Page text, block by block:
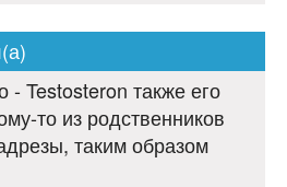
- Testosteron также его
то из родственников
таким образом